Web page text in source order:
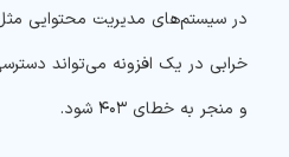
در سیستم‌های مدیریت محتوایی مثل
خرابی در یک افزونه می‌تواند
و منجر به خطای ۴۰۳ شود.